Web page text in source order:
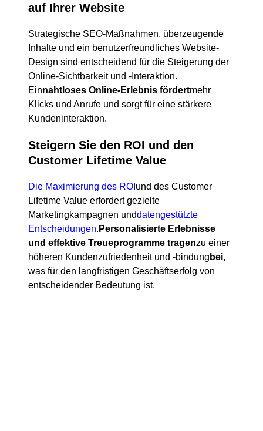
auf Ihrer Website
Strategische SEO-Maßnahmen, überzeugende
Inhalte und ein benutzerfreundliches Website-
Design sind entscheidend für die Steigerung der
Online-Sichtbarkeit und -Interaktion.
Einnahtloses Online-Erlebnis fördertmehr
Klicks und Anrufe und sorgt für eine stärkere
Kundeninteraktion.
Steigern Sie den ROI und den
Customer Lifetime Value
Die Maximierung des ROI und des Customer
Lifetime Value erfordert gezielte
Marketingkampagnen unddatengestützte
Entscheidungen. Personalisierte Erlebnisse
und effektive Treueprogramme tragenzu einer
höheren Kundenzufriedenheit und -bindung bei,
was für den langfristigen Geschäftserfolg von
entscheidender Bedeutung ist.